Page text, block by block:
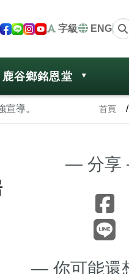
字級 ENG
鹿谷鄉銘恩堂
導。 首頁
— 分
— 你可能還